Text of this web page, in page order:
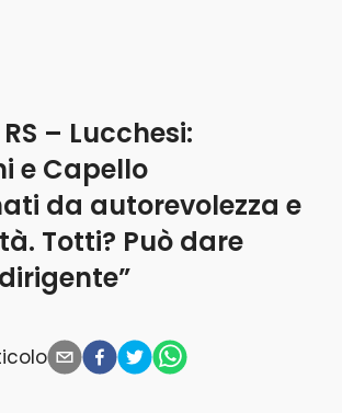
– Lucchesi:
e Capello
da autorevolezza e
Totti? Può dare